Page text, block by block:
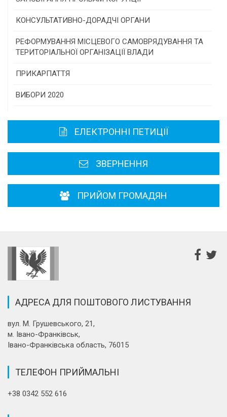
Програми/конкурси МТД
КОНСУЛЬТАТИВНО-ДОРАДЧІ ОРГАНИ
Консультативна рада
РЕФОРМУВАННЯ МІСЦЕВОГО САМОВРЯДУВАННЯ ТА
ТЕРИТОРІАЛЬНОЇ ОРГАНІЗАЦІЇ ВЛАДИ
ПРИКАРПАТТЯ
Історична довідка
Районні, міські ради
ВИБОРИ 2020
ЕЛЕКТРОННІ ПЕТИЦІЇ
ЗВЕРНЕННЯ
ПРИЙОМ ГРОМАДЯН
АДРЕСА ДЛЯ ПОШТОВОГО ЛИСТУВАННЯ
вул. М. Грушевського, 21,
м. Івано-Франківськ,
Івано-Франківська область, 76015
ТЕЛЕФОН ПРИЙМАЛЬНІ
+38 0342 552 616